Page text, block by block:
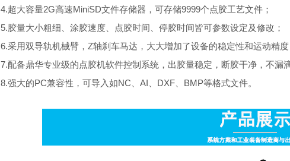
4.超大容量2G高速MiniSD文件存储器，可存储9999个点胶工艺文件；
5.胶量大小粗细、涂胶速度、点胶时间、停胶时间皆可参数设定及修改；
6.采用双导轨机械臂，Z轴刹车马达，大大增加了设备的稳定性和运动精
7.配备鼎华专业级的点胶机软件控制系统，出胶量稳定，断胶干净，不漏
8.强大的PC兼容性，可导入如NC、AI、DXF、BMP等格式文件。